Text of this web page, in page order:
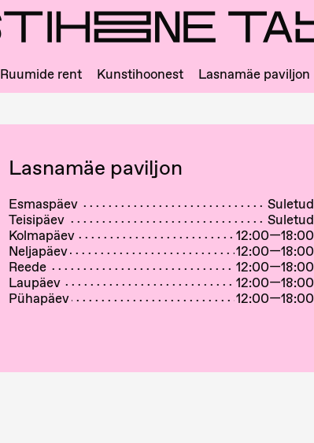
Ruumide rent Kunstihoonest Lasnamäe paviljon
Lasnamäe paviljon
Esmaspäev
Suletud
Teisipäev
Suletud
Kolmapäev
12:00—18:00
Neljapäev
12:00—18:00
Reede
12:00—18:00
Laupäev
12:00—18:00
Pühapäev
12:00—18:00